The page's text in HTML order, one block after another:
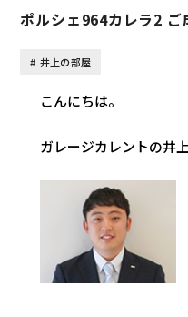
ポルシェ964カレラ2 ご
井上の部屋
こんにちは。
ガレージカレントの井上